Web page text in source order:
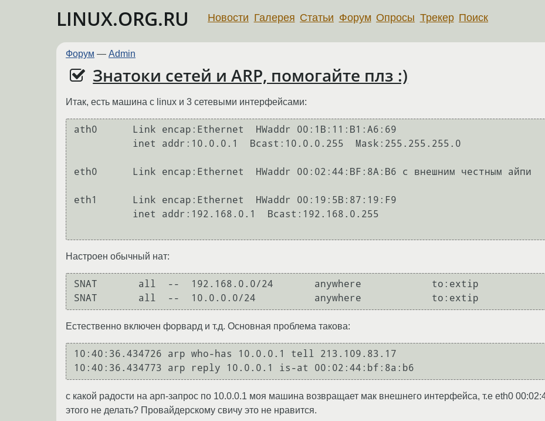
LINUX.ORG.RU Новости Галерея Статьи Форум Опросы Трекер Поиск
Форум — Admin
Знатоки сетей и ARP, помогайте плз :)
Итак, есть машина с linux и 3 сетевыми интерфейсами:
ath0      Link encap:Ethernet  HWaddr 00:1B:11:B1:A6:69
eth0      Link encap:Ethernet  HWaddr 00:02:44:BF:8A:B6 с внешним честным айпи
eth1      Link encap:Ethernet  HWaddr 00:19:5B:87:19:F9
Настроен обычный нат:
SNAT       all  --  192.168.0.0/24       anywhere            to:extip
Естественно включен форвард и т.д. Основная проблема такова:
10:40:36.434726 arp who-has 10.0.0.1 tell 213.109.83.17
с какой радости на арп-запрос по 10.0.0.1 моя машина возвращает мак внешнего интерфейса, т.е eth0
этого не делать? Провайдерскому свичу это не нравится.